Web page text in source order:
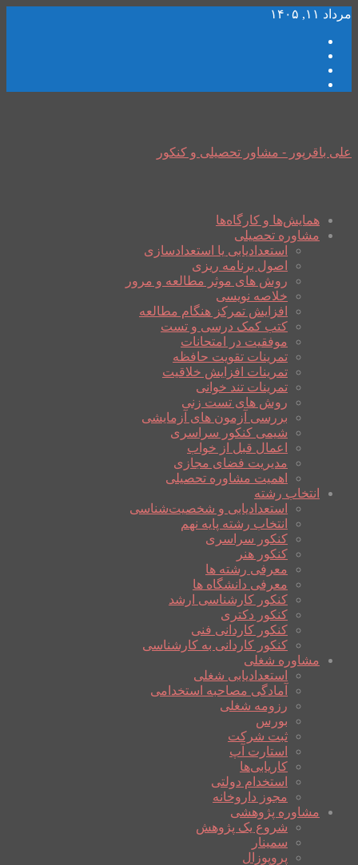
مرداد ۱۱, ۱۴۰۵
علی باقرپور - مشاور تحصیلی و کنکور
همایش‌ها و کارگاه‌ها
مشاوره تحصیلی
استعدادیابی یا استعدادسازی
اصول برنامه ریزی
روش های موثر مطالعه و مرور
خلاصه نویسی
افزایش تمرکز هنگام مطالعه
کتب کمک درسی و تست
موفقیت در امتحانات
تمرینات تقویت حافظه
تمرینات افزایش خلاقیت
تمرینات تند خوانی
روش های تست زنی
بررسی آزمون های آزمایشی
شیمی کنکور سراسری
اعمال قبل از خواب
مدیریت فضای مجازی
اهمیت مشاوره تحصیلی
انتخاب رشته
استعدادیابی و شخصیت‌شناسی
انتخاب رشته پایه نهم
کنکور سراسری
کنکور هنر
معرفی رشته ها
معرفی دانشگاه ها
کنکور کارشناسی ارشد
کنکور دکتری
کنکور کاردانی فنی
کنکور کاردانی به کارشناسی
مشاوره شغلی
استعدادیابی شغلی
آمادگی مصاحبه استخدامی
رزومه شغلی
بورس
ثبت شرکت
استارت آپ
کاریابی‌ها
استخدام دولتی
مجوز داروخانه
مشاوره پژوهشی
شروع یک پژوهش
سمینار
پروپوزال